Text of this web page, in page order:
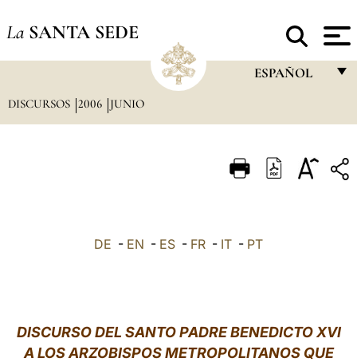
La SANTA SEDE
ESPAÑOL
ITALIANO
中文
DISCURSOS 2006 JUNIO
DE - EN - ES - FR - IT - PT
DISCURSO DEL SANTO PADRE BENEDICTO XVI
A LOS ARZOBISPOS METROPOLITANOS QUE